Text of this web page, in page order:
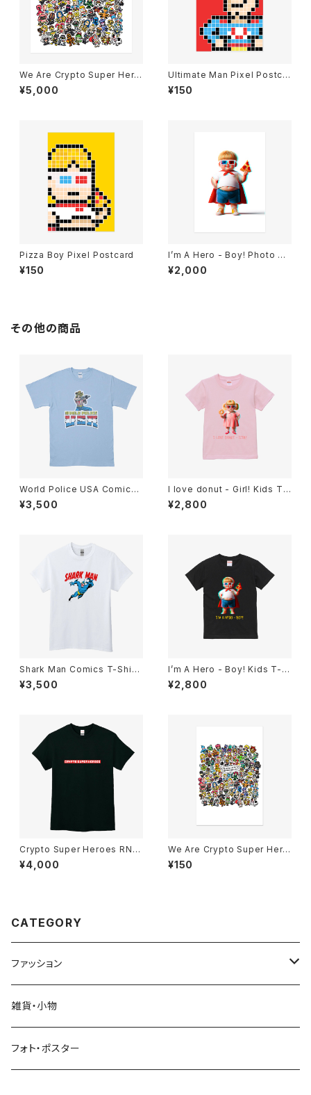
We Are Crypto Super Hero
es! Art Poster 500 × 500
¥5,000
Ultimate Man Pixel Postcar
d
¥150
Pizza Boy Pixel Postcard
¥150
I’m A Hero - Boy! Photo Art
Print A4(210×297)
¥2,000
その他の商品
World Police USA Comics
T-Shirts Light Blue
¥3,500
I love donut - Girl! Kids T-
Shirt Light Pink
¥2,800
Shark Man Comics T-Shirt
White
¥3,500
I’m A Hero - Boy! Kids T-S
hirt Black
¥2,800
Crypto Super Heroes RN-F
ont T-Shirt Black
¥4,000
We Are Crypto Super Hero
es Postcard
¥150
CATEGORY
ファッション
Tシャツ
スウェットシャツ
雑貨・小物
フォト・ポスター